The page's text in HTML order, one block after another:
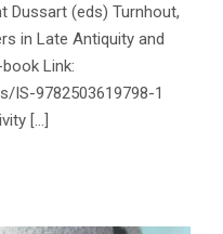
Dussart (eds) Turnhout,
in Late Antiquity and
Link:
IS-9782503619798-1
[...]